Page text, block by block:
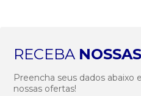
RECEBA
Preencha seus dados abaixo
nossas ofertas!